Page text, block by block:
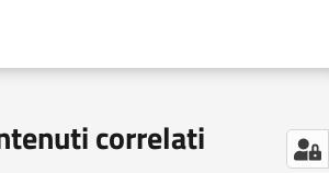
correlati